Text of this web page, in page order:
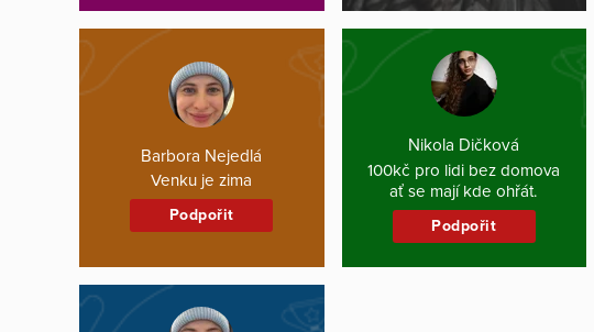
Barbora Nejedlá
Venku je zima
Podpořit
Nikola Dičková
100kč pro lidi bez domova
ať se mají kde ohřát.
Podpořit